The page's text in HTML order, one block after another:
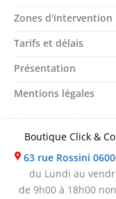
Zones d'intervention
Tarifs et délais
Présentation
Mentions légales
Boutique Click &
63 rue Rossini
du Lundi au
de 9h00 à 18h00